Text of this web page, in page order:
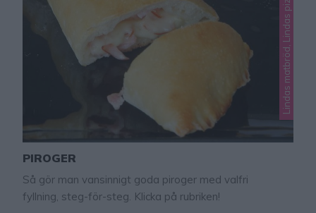
PIROGER
Så gör man vansinnigt goda piroger med valfri
fyllning, steg-för-steg. Klicka på rubriken!